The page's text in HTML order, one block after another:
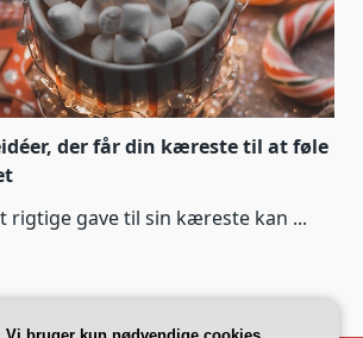
der får din kæreste til at føle
rigtige gave til sin kæreste kan ...